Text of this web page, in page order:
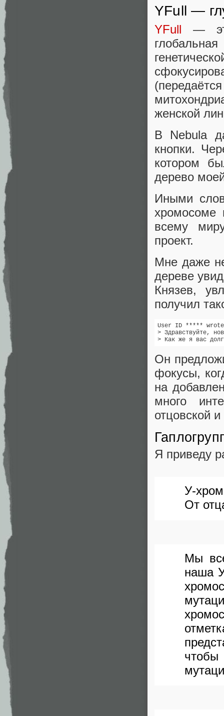
YFull —
YFull —
женской
В Nebula
кнопки.
котором
дерево
Иными
хромосоме
всему
проект.
Мне даже
дереве
Князев,
получил
User ID *****
> Здравствуйте,
Он
фокусы,
на
много
отцовской
Я приведу
У-
От
Мы
наша